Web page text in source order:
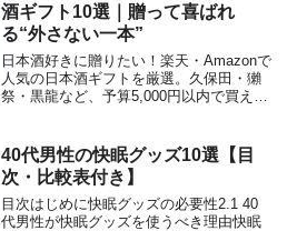
酒ギフト10選｜贈って喜ばれ
る“外さない一本”
日本酒好きに贈りたい！楽天・Amazonで
人気の日本酒ギフトを厳選。久保田・獺
祭・黒龍など、予算5,000円以内で買える
40代男性の快眠グッズ10選【目
次・比較表付き】
目次はじめに快眠グッズの必要性2.1 40
代男性が快眠グッズを使うべき理由快眠